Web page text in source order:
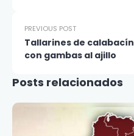
PREVIOUS POST
Tallarines de calabacín
con gambas al ajillo
Posts relacionados